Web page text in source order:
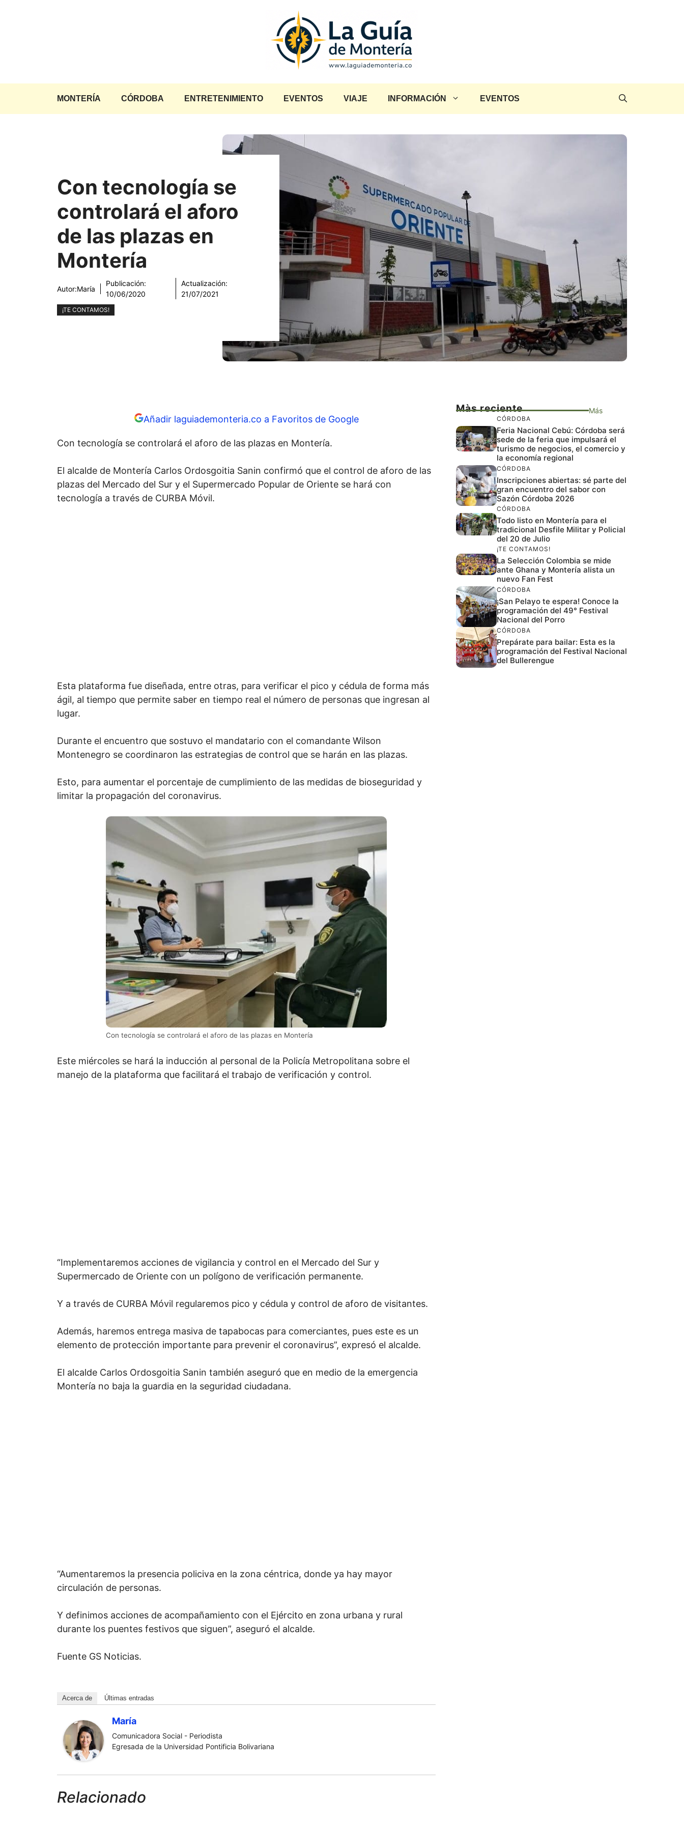
MONTERÍA CÓRDOBA ENTRETENIMIENTO EVENTOS VIAJE INFORMACIÓN EVENTOS
Con tecnología se
controlará el aforo
de las plazas en
Montería
Autor:María
Publicación:
10/06/2020
Actualización:
21/07/2021
¡TE CONTAMOS!
Añadir laguiademonteria.co a Favoritos de Google
Con tecnología se controlará el aforo de las plazas en Montería.
El alcalde de Montería Carlos Ordosgoitia Sanin confirmó que el control de aforo de las
plazas del Mercado del Sur y el Supermercado Popular de Oriente se hará con
tecnología a través de CURBA Móvil.
Esta plataforma fue diseñada, entre otras, para verificar el pico y cédula de forma más
ágil, al tiempo que permite saber en tiempo real el número de personas que ingresan al
lugar.
Durante el encuentro que sostuvo el mandatario con el comandante Wilson
Montenegro se coordinaron las estrategias de control que se harán en las plazas.
Esto, para aumentar el porcentaje de cumplimiento de las medidas de bioseguridad y
limitar la propagación del coronavirus.
Con tecnología se controlará el aforo de las plazas en Montería
Este miércoles se hará la inducción al personal de la Policía Metropolitana sobre el
manejo de la plataforma que facilitará el trabajo de verificación y control.
“Implementaremos acciones de vigilancia y control en el Mercado del Sur y
Supermercado de Oriente con un polígono de verificación permanente.
Y a través de CURBA Móvil regularemos pico y cédula y control de aforo de visitantes.
Además, haremos entrega masiva de tapabocas para comerciantes, pues este es un
elemento de protección importante para prevenir el coronavirus”, expresó el alcalde.
El alcalde Carlos Ordosgoitia Sanin también aseguró que en medio de la emergencia
Montería no baja la guardia en la seguridad ciudadana.
“Aumentaremos la presencia policiva en la zona céntrica, donde ya hay mayor
circulación de personas.
Y definimos acciones de acompañamiento con el Ejército en zona urbana y rural
durante los puentes festivos que siguen”, aseguró el alcalde.
Fuente GS Noticias.
Acerca de Últimas entradas
María
Comunicadora Social - Periodista
Egresada de la Universidad Pontificia Bolivariana
Relacionado
Màs reciente Más
CÓRDOBA
Feria Nacional Cebú: Córdoba será
sede de la feria que impulsará el
turismo de negocios, el comercio y
la economía regional
CÓRDOBA
Inscripciones abiertas: sé parte del
gran encuentro del sabor con
Sazón Córdoba 2026
CÓRDOBA
Todo listo en Montería para el
tradicional Desfile Militar y Policial
del 20 de Julio
¡TE CONTAMOS!
La Selección Colombia se mide
ante Ghana y Montería alista un
nuevo Fan Fest
CÓRDOBA
¡San Pelayo te espera! Conoce la
programación del 49° Festival
Nacional del Porro
CÓRDOBA
Prepárate para bailar: Esta es la
programación del Festival Nacional
del Bullerengue